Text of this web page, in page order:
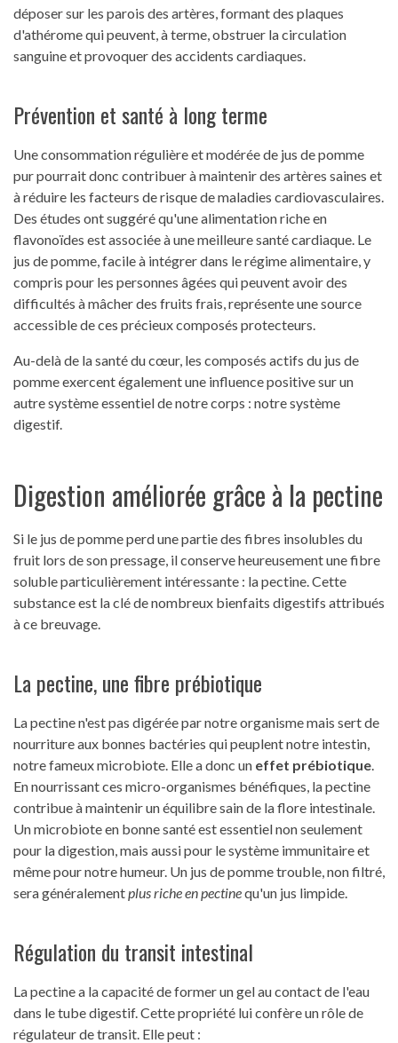
déposer sur les parois des artères, formant des plaques
d'athérome qui peuvent, à terme, obstruer la circulation
sanguine et provoquer des accidents cardiaques.
Prévention et santé à long terme
Une consommation régulière et modérée de jus de pomme
pur pourrait donc contribuer à maintenir des artères saines et
à réduire les facteurs de risque de maladies cardiovasculaires.
Des études ont suggéré qu'une alimentation riche en
flavonoïdes est associée à une meilleure santé cardiaque. Le
jus de pomme, facile à intégrer dans le régime alimentaire, y
compris pour les personnes âgées qui peuvent avoir des
difficultés à mâcher des fruits frais, représente une source
accessible de ces précieux composés protecteurs.
Au-delà de la santé du cœur, les composés actifs du jus de
pomme exercent également une influence positive sur un
autre système essentiel de notre corps : notre système
digestif.
Digestion améliorée grâce à la pectine
Si le jus de pomme perd une partie des fibres insolubles du
fruit lors de son pressage, il conserve heureusement une fibre
soluble particulièrement intéressante : la pectine. Cette
substance est la clé de nombreux bienfaits digestifs attribués
à ce breuvage.
La pectine, une fibre prébiotique
La pectine n'est pas digérée par notre organisme mais sert de
nourriture aux bonnes bactéries qui peuplent notre intestin,
notre fameux microbiote. Elle a donc un effet prébiotique.
En nourrissant ces micro-organismes bénéfiques, la pectine
contribue à maintenir un équilibre sain de la flore intestinale.
Un microbiote en bonne santé est essentiel non seulement
pour la digestion, mais aussi pour le système immunitaire et
même pour notre humeur. Un jus de pomme trouble, non filtré,
sera généralementplus riche en pectinequ'un jus limpide.
Régulation du transit intestinal
La pectine a la capacité de former un gel au contact de l'eau
dans le tube digestif. Cette propriété lui confère un rôle de
régulateur de transit. Elle peut :